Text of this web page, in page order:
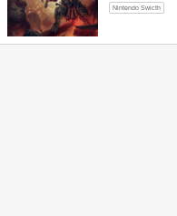
Nintendo Swicth